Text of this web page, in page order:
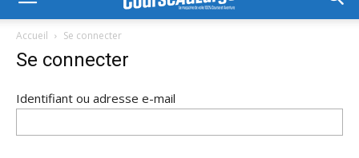
Accueil Se connecter
Se connecter
Identifiant ou adresse e-mail